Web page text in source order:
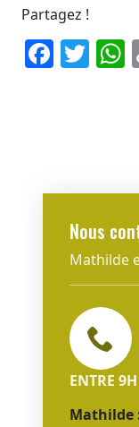
Partagez !
Nous
Mathilde
ENTRE
Mathilde